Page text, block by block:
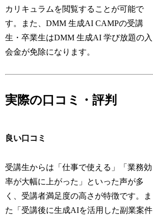
カリキュラムを閲覧することが可能で
す。また、DMM 生成AI CAMPの受講
生・卒業生はDMM 生成AI 学び放題の入
会金が免除になります。
実際の口コミ・評判
良い口コミ
受講生からは「仕事で使える」「業務効
率が大幅に上がった」といった声が多
く、受講者満足度の高さが特徴です。ま
た「受講後に生成AIを活用した副業案件